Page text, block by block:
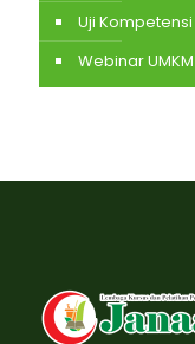
Uji Kompetensi
Webinar